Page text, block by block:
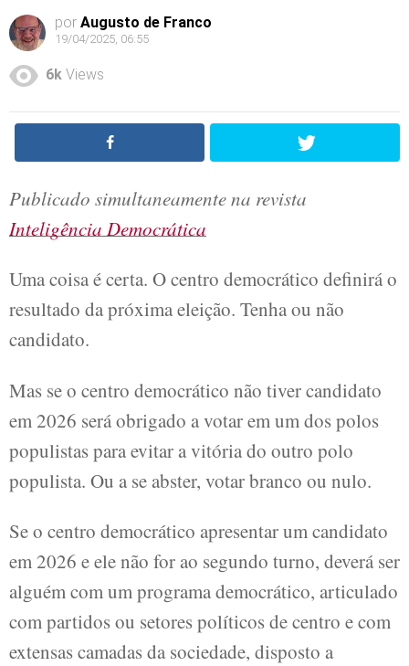
por Augusto de Franco
19/04/2025, 06:55
6k Views
Publicado simultaneamente na revista
Inteligência Democrática
Uma coisa é certa. O centro democrático definirá o
resultado da próxima eleição. Tenha ou não
candidato.
Mas se o centro democrático não tiver candidato
em 2026 será obrigado a votar em um dos polos
populistas para evitar a vitória do outro polo
populista. Ou a se abster, votar branco ou nulo.
Se o centro democrático apresentar um candidato
em 2026 e ele não for ao segundo turno, deverá ser
alguém com um programa democrático, articulado
com partidos ou setores políticos de centro e com
extensas camadas da sociedade, disposto a